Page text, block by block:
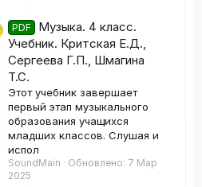
PDF
Музыка. 4 класс.
Учебник. Критская Е.Д.,
Сергеева Г.П., Шмагина
Т.С.
Этот учебник завершает
первый этап музыкального
образования учащихся
младших классов. Слушая и
испол
SoundMain Обновлено: 7 Мар
2025